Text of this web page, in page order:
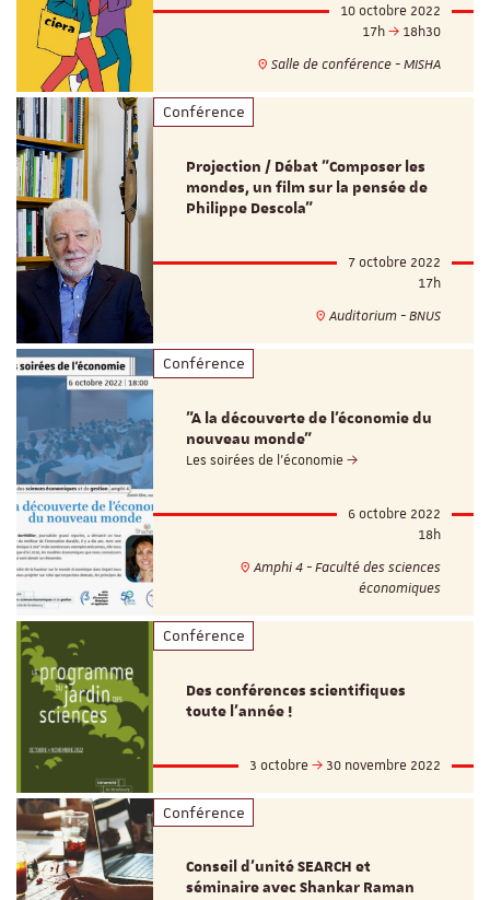
10 octobre 2022
17h
18h30
Salle de conférence - MISHA
Conférence
Projection / Débat "Composer les
mondes, un film sur la pensée de
Philippe Descola"
7 octobre 2022
17h
Auditorium - BNUS
Conférence
"A la découverte de l'économie du
nouveau monde"
Les soirées de l'économie
6 octobre 2022
18h
Amphi 4 - Faculté des sciences
économiques
Conférence
Des conférences scientifiques
toute l'année !
3 octobre 30 novembre 2022
Conférence
Conseil d'unité SEARCH et
séminaire avec Shankar Raman